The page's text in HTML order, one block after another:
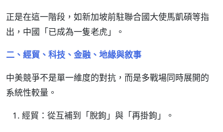
正是在這一階段，如新加坡前駐聯合國大使馬凱碩等指
出，中國「已成為一隻老虎」。
二、經貿、科技、金融、地緣與敘事
中美競爭不是單一維度的對抗，而是多戰場同時展開的
系統性較量。
經貿：從互補到「脫鉤」與「再掛鉤」。